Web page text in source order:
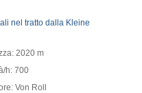
nel tratto dalla Kleine
2020 m
h: 700
Von Roll